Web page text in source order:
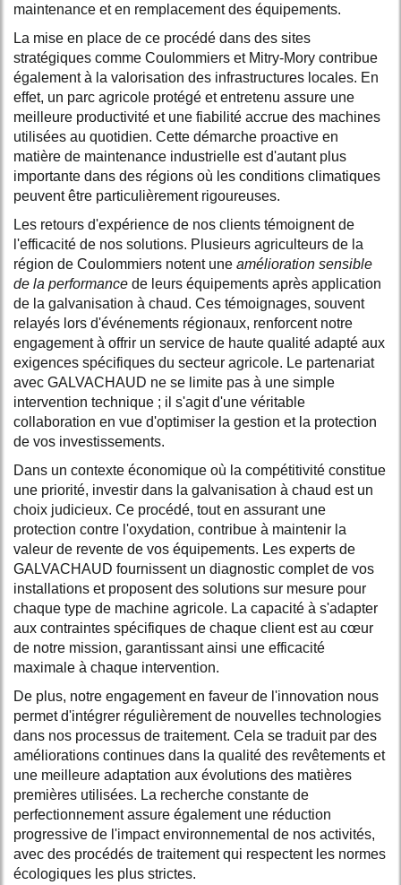
maintenance et en remplacement des équipements.
La mise en place de ce procédé dans des sites
stratégiques comme Coulommiers et Mitry-Mory contribue
également à la valorisation des infrastructures locales. En
effet, un parc agricole protégé et entretenu assure une
meilleure productivité et une fiabilité accrue des machines
utilisées au quotidien. Cette démarche proactive en
matière de maintenance industrielle est d'autant plus
importante dans des régions où les conditions climatiques
peuvent être particulièrement rigoureuses.
Les retours d'expérience de nos clients témoignent de
l'efficacité de nos solutions. Plusieurs agriculteurs de la
région de Coulommiers notent une amélioration sensible
de la performance de leurs équipements après application
de la galvanisation à chaud. Ces témoignages, souvent
relayés lors d'événements régionaux, renforcent notre
engagement à offrir un service de haute qualité adapté aux
exigences spécifiques du secteur agricole. Le partenariat
avec GALVACHAUD ne se limite pas à une simple
intervention technique ; il s'agit d'une véritable
collaboration en vue d'optimiser la gestion et la protection
de vos investissements.
Dans un contexte économique où la compétitivité constitue
une priorité, investir dans la galvanisation à chaud est un
choix judicieux. Ce procédé, tout en assurant une
protection contre l'oxydation, contribue à maintenir la
valeur de revente de vos équipements. Les experts de
GALVACHAUD fournissent un diagnostic complet de vos
installations et proposent des solutions sur mesure pour
chaque type de machine agricole. La capacité à s'adapter
aux contraintes spécifiques de chaque client est au cœur
de notre mission, garantissant ainsi une efficacité
maximale à chaque intervention.
De plus, notre engagement en faveur de l'innovation nous
permet d'intégrer régulièrement de nouvelles technologies
dans nos processus de traitement. Cela se traduit par des
améliorations continues dans la qualité des revêtements et
une meilleure adaptation aux évolutions des matières
premières utilisées. La recherche constante de
perfectionnement assure également une réduction
progressive de l'impact environnemental de nos activités,
avec des procédés de traitement qui respectent les normes
écologiques les plus strictes.